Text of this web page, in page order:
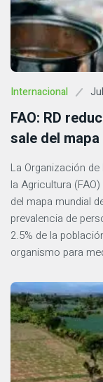
Internacional
FAO: RD
sale del
La Organización
la Agricultura
del mapa mundial
prevalencia de
2.5% de la
organismo para